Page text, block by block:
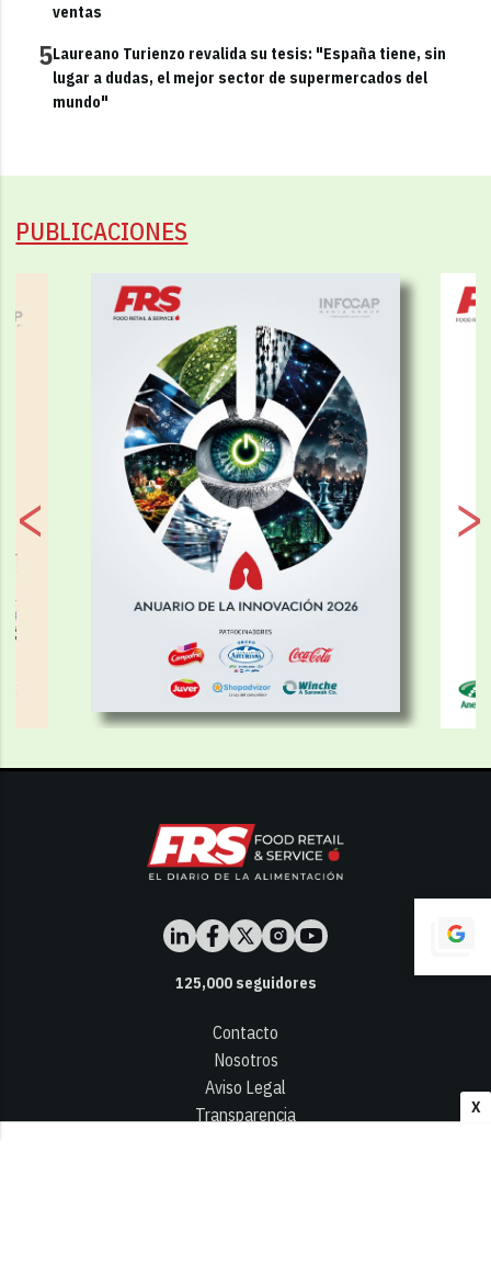
X
ventas
5Laureano Turienzo revalida su tesis: "España tiene, sin
lugar a dudas, el mejor sector de supermercados del
mundo"
PUBLICACIONES
125,000seguidores
Contacto
Nosotros
Aviso Legal
Transparencia